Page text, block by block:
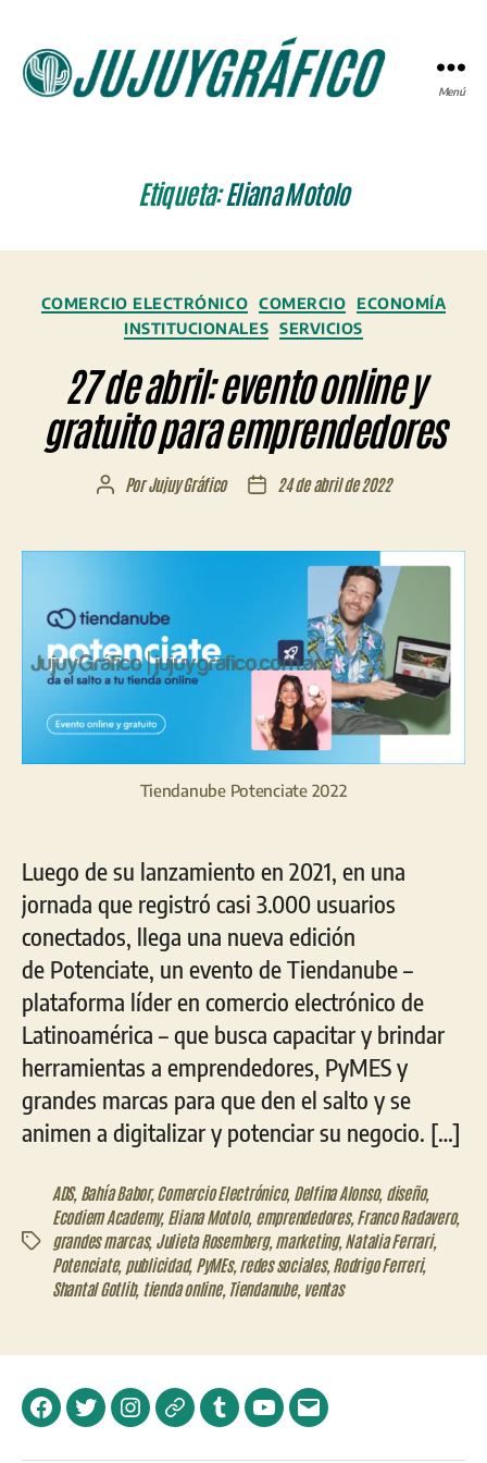
Menú
Etiqueta:Eliana Motolo
Categorías
COMERCIO ELECTRÓNICO COMERCIO
ECONOMÍA
INSTITUCIONALES SERVICIOS
27 de abril: evento online y
gratuito para emprendedores
Autor
entrada
PorJujuy Gráfico
Fecha
entrada
24 de abril de 2022
Tiendanube Potenciate 2022
Luego de su lanzamiento en 2021, en una
jornada que registró casi 3.000 usuarios
conectados, llega una nueva edición
de Potenciate, un evento de Tiendanube –
plataforma líder en comercio electrónico de
Latinoamérica – que busca capacitar y brindar
herramientas a emprendedores, PyMES y
grandes marcas para que den el salto y se
animen a digitalizar y potenciar su negocio. […]
Etiquetas
ADS, Bahía Babor,Comercio Electrónico, Delfina Alonso, diseño,
Ecodiem Academy, Eliana Motolo, emprendedores, Franco Radavero,
grandes marcas, Julieta Rosemberg, marketing, Natalia Ferrari,
Potenciate, publicidad, PyMEs, redes sociales, Rodrigo Ferreri,
Shantal Gotlib, tienda online, Tiendanube, ventas
FacebookTwitterInstagramTelegramTumblrYouTubeCorreo